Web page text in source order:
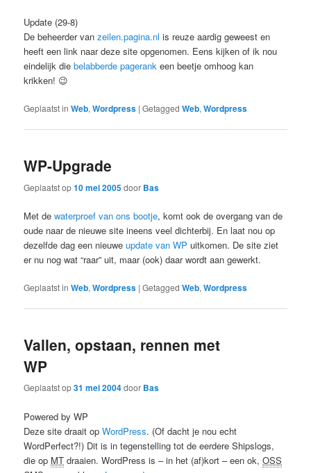
Update (29-8)
De beheerder vanzeilen.pagina.nl is reuze aardig geweest en
heeft een link naar deze site opgenomen. Eens kijken of ik nou
eindelijk diebelabberde pagerank een beetje omhoog kan
krikken! 😉
Geplaatst in Web,Wordpress |Getagged Web,Wordpress
WP-Upgrade
Geplaatst op10 mei 2005door Bas
Met dewaterproef van ons bootje, komt ook de overgang van de
oude naar de nieuwe site ineens veel dichterbij. En laat nou op
dezelfde dag een nieuweupdate van WP uitkomen. De site ziet
er nu nog wat “raar” uit, maar (ook) daar wordt aan gewerkt.
Geplaatst in Web,Wordpress |Getagged Web,Wordpress
Vallen, opstaan, rennen met
WP
Geplaatst op31 mei 2004door Bas
Powered by WP
Deze site draait opWordPress. (Of dacht je nou echt
WordPerfect?!) Dit is in tegenstelling tot de eerdere Shipslogs,
die op MT draaien. WordPress is – in het (af)kort – een ok,OSS